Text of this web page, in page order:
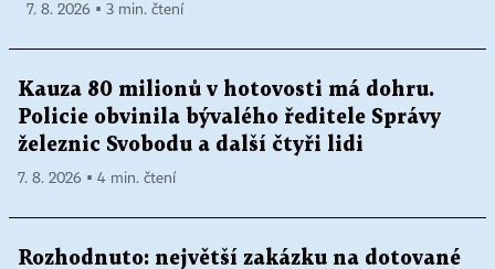
7. 8. 2026 ▪ 3 min. čtení
Kauza 80 milionů v hotovosti má dohru.
Policie obvinila bývalého ředitele Správy
železnic Svobodu a další čtyři lidi
7. 8. 2026 ▪ 4 min. čtení
Rozhodnuto: největší zakázku na dotované